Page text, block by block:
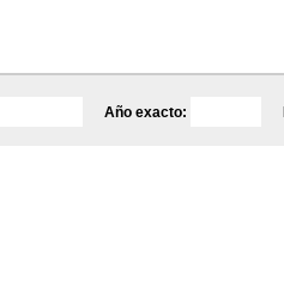
Año exacto: